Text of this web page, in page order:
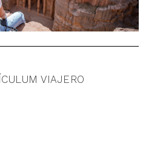
VIAJERO